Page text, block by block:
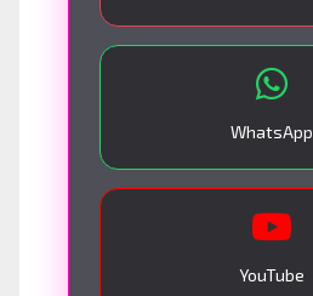
WhatsApp
YouTube